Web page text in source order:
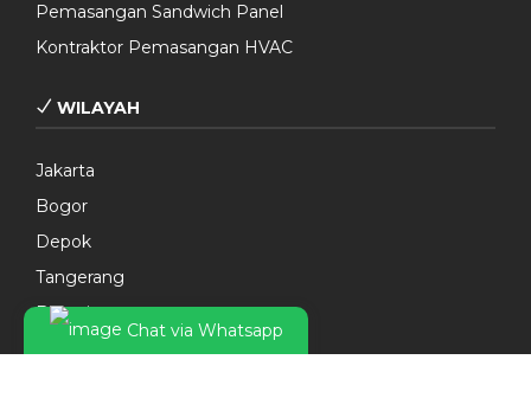
Pemasangan Sandwich Panel
Kontraktor Pemasangan HVAC
WILAYAH
Jakarta
Bogor
Depok
Tangerang
Bekasi
Chat via Whatsapp